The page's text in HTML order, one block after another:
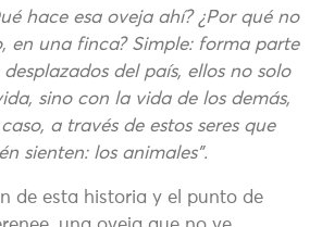
hace esa oveja ahí? ¿Por qué no
en una finca? Simple: forma parte
del país, ellos no solo
sino con la vida de los demás,
a través de estos seres que
sienten: los animales”.
de esta historia y el punto de